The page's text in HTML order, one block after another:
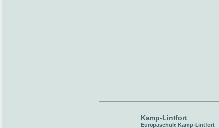
Kamp-Lintfort
Europaschule Kamp-Lintfort